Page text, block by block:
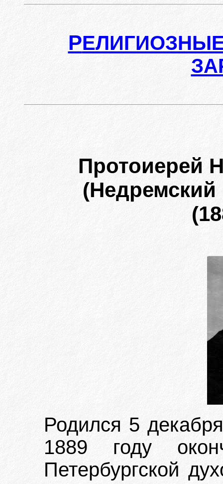
Р
Протоиерей
Родился 5
1889 году
Петербургской